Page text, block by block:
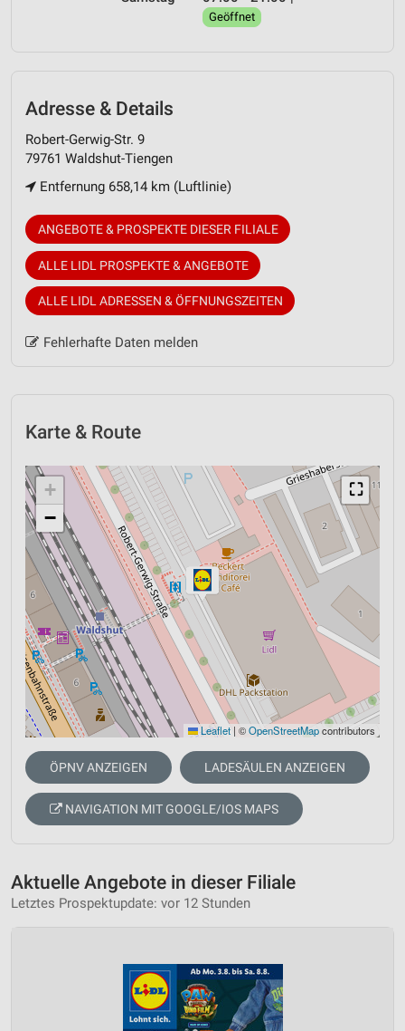
Geöffnet
Adresse & Details
Robert-Gerwig-Str. 9
79761 Waldshut-Tiengen
Entfernung 658,14 km (Luftlinie)
ANGEBOTE & PROSPEKTE DIESER FILIALE
ALLE LIDL PROSPEKTE & ANGEBOTE
ALLE LIDL ADRESSEN & ÖFFNUNGSZEITEN
Fehlerhafte Daten melden
Karte & Route
⛶
+
−
Leaflet | ©OpenStreetMapcontributors
ÖPNV ANZEIGEN LADESÄULEN ANZEIGEN
NAVIGATION MIT GOOGLE/IOS MAPS
Aktuelle Angebote in dieser Filiale
Letztes Prospektupdate: vor 12 Stunden